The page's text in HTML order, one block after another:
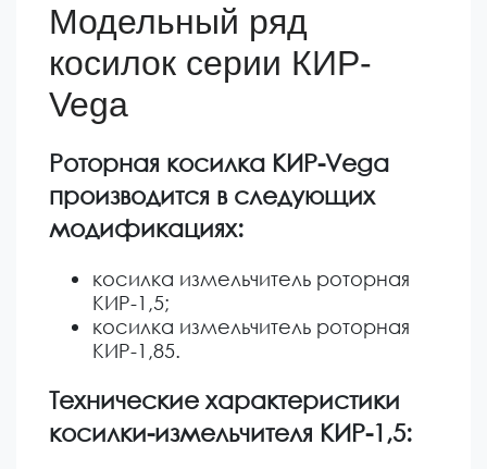
Модельный ряд
косилок серии КИР-
Vega
Роторная косилка КИР-Vega
производится в следующих
модификациях:
косилка измельчитель роторная
КИР-1,5;
косилка измельчитель роторная
КИР-1,85.
Технические характеристики
косилки-измельчителя КИР-1,5: